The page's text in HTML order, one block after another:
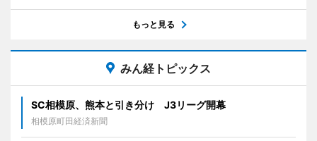
もっと見る
みん経トピックス
SC相模原、熊本と引き分け J3リーグ開幕
相模原町田経済新聞